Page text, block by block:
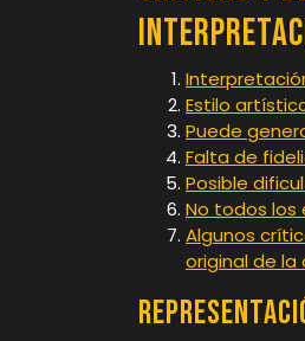
Estilo
Puede
Falta de
Posible
No todos los
Algunos
original de la